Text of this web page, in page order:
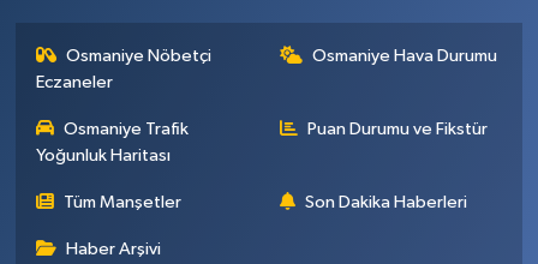
Osmaniye Nöbetçi
Eczaneler
Osmaniye Hava Durumu
Osmaniye Trafik
Yoğunluk Haritası
Puan Durumu ve Fikstür
Tüm Manşetler Son Dakika Haberleri
Haber Arşivi